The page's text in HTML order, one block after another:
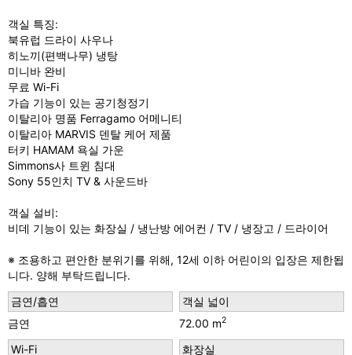
객실 특징:
북유럽 드라이 사우나
히노끼(편백나무) 냉탕
미니바 완비
무료 Wi-Fi
가습 기능이 있는 공기청정기
이탈리아 명품 Ferragamo 어메니티
이탈리아 MARVIS 덴탈 케어 제품
터키 HAMAM 욕실 가운
Simmons사 트윈 침대
Sony 55인치 TV & 사운드바
객실 설비:
비데 기능이 있는 화장실 / 냉난방 에어컨 / TV / 냉장고 / 드라이어
※ 조용하고 편안한 분위기를 위해, 12세 이하 어린이의 입장은 제한됩
니다. 양해 부탁드립니다.
금연/흡연
금연
객실 넓이
72.00 m2
Wi-Fi
화장실